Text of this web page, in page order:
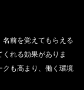
名前を覚えてもらえる
れる効果がありま
クも高まり、働く環境